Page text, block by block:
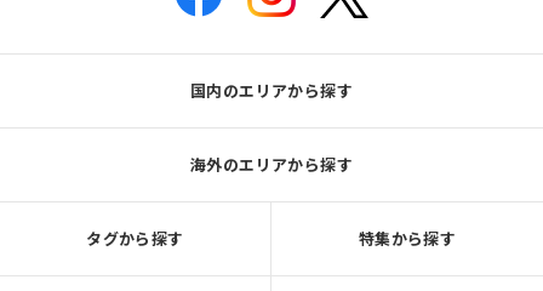
国内のエリアから探す
海外のエリアから探す
タグから探す 特集から探す